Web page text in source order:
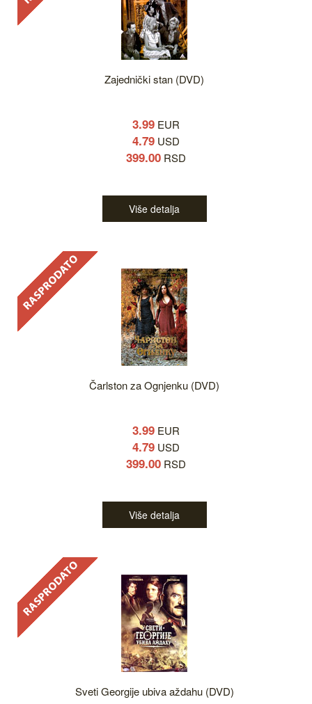
Zajednički stan (DVD)
3.99 EUR
4.79 USD
399.00 RSD
Više detalja
Čarlston za Ognjenku (DVD)
3.99 EUR
4.79 USD
399.00 RSD
Više detalja
Sveti Georgije ubiva aždahu (DVD)